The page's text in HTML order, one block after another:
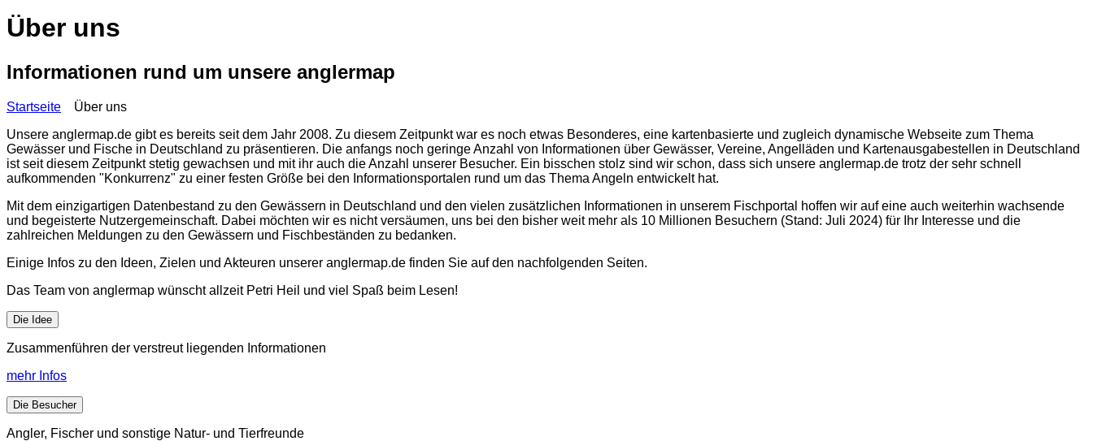
Über uns
Informationen rund um unsere anglermap
Startseite
Über uns
Unsere anglermap.de gibt es bereits seit dem Jahr 2008. Zu diesem Zeitpunkt war es noch etwas Besonderes, eine kartenbasierte und zugleich dynamische Webseite zum Thema
Gewässer und Fische in Deutschland zu präsentieren. Die anfangs noch geringe Anzahl von Informationen über Gewässer, Vereine, Angelläden und Kartenausgabestellen in Deutschland
ist seit diesem Zeitpunkt stetig gewachsen und mit ihr auch die Anzahl unserer Besucher. Ein bisschen stolz sind wir schon, dass sich unsere anglermap.de trotz der sehr schnell
aufkommenden "Konkurrenz" zu einer festen Größe bei den Informationsportalen rund um das Thema Angeln entwickelt hat.
Mit dem einzigartigen Datenbestand zu den Gewässern in Deutschland und den vielen zusätzlichen Informationen in unserem Fischportal hoffen wir auf eine auch weiterhin wachsende
und begeisterte Nutzergemeinschaft. Dabei möchten wir es nicht versäumen, uns bei den bisher weit mehr als 10 Millionen Besuchern (Stand: Juli 2024) für Ihr Interesse und die
zahlreichen Meldungen zu den Gewässern und Fischbeständen zu bedanken.
Einige Infos zu den Ideen, Zielen und Akteuren unserer anglermap.de finden Sie auf den nachfolgenden Seiten.
Das Team von anglermap wünscht allzeit Petri Heil und viel Spaß beim Lesen!
Die Idee
Zusammenführen der verstreut liegenden Informationen
mehr Infos
Die Besucher
Angler, Fischer und sonstige Natur- und Tierfreunde